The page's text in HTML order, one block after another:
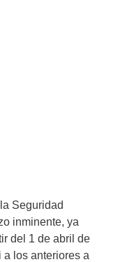
Seguridad
inminente, ya
del 1 de abril de
a los anteriores a